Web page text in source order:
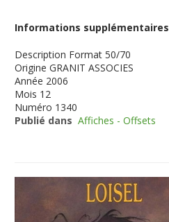
Informations supplémentaires
Description Format 50/70
Origine GRANIT ASSOCIES
Année 2006
Mois 12
Numéro 1340
Publié dans Affiches - Offsets